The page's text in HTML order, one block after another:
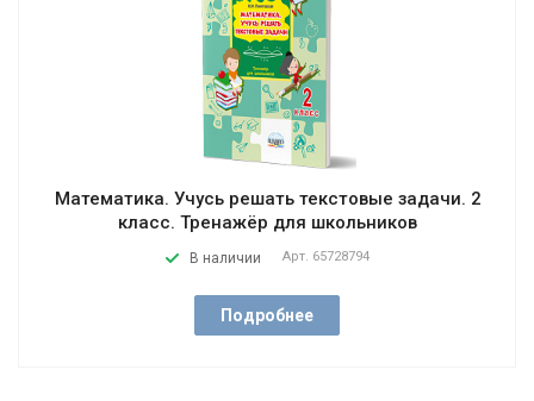
Математика. Учусь решать текстовые задачи. 2
класс. Тренажёр для школьников
В наличии Арт. 65728794
Подробнее